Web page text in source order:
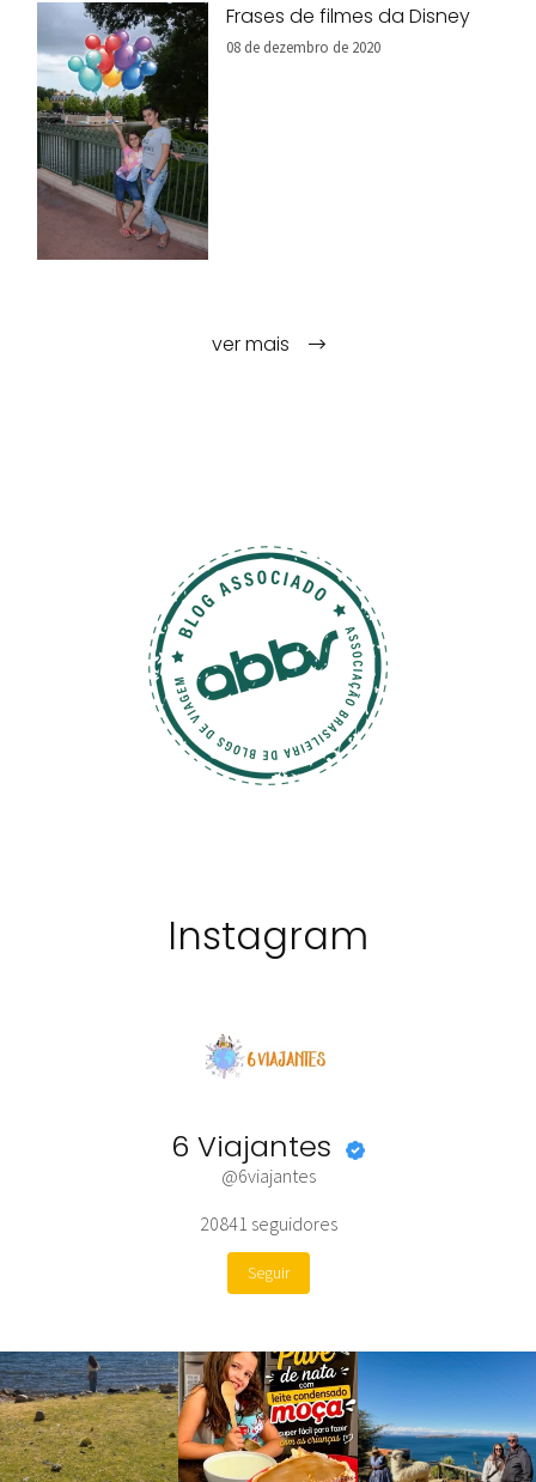
Frases de filmes da Disney
08 de dezembro de 2020
ver mais
Instagram
6 Viajantes
@6viajantes
20841 seguidores
Seguir